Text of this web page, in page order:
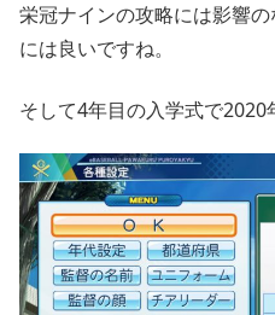
栄冠ナインの攻略には影響
には良いですね。
そして4年目の入学式で2020